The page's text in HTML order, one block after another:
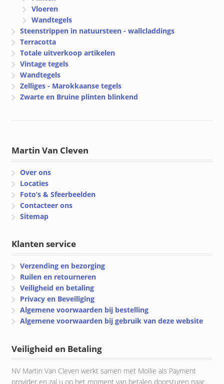
Vloeren
Wandtegels
Steenstrippen in natuursteen - wallcladdings
Terracotta
Totale uitverkoop artikelen
Vintage tegels
Wandtegels
Zelliges - Marokkaanse tegels
Zwarte en Bruine plinten blinkend
Martin Van Cleven
Over ons
Locaties
Foto’s & Sfeerbeelden
Contacteer ons
Sitemap
Klanten service
Verzending en bezorging
Ruilen en retourneren
Veiligheid en betaling
Privacy en Beveiliging
Algemene voorwaarden bij bestelling
Algemene voorwaarden bij gebruik van deze website
Veiligheid en Betaling
NV Martin Van Cleven werkt samen met Mollie als Payment
provider en zal u op het moment van betalen doorsturen naar